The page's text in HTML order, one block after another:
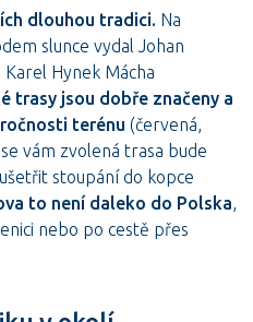
dlouhou tradici. Na
slunce vydal Johan
Hynek Mácha
trasy jsou dobře značeny a
terénu (červená,
vám zvolená trasa bude
stoupání do kopce
to není daleko do Polska,
nebo po cestě přes